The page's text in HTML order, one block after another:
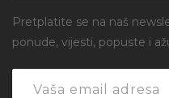
Pretplatite se na naš
ponude, vijesti, popuste i